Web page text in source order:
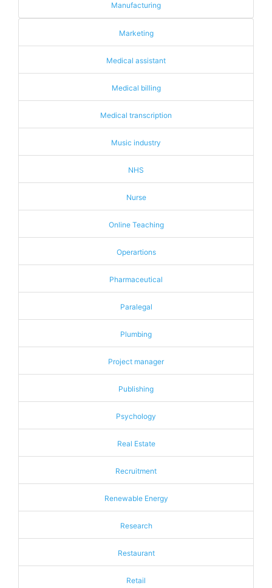
Manufacturing
Marketing
Medical assistant
Medical billing
Medical transcription
Music industry
NHS
Nurse
Online Teaching
Operartions
Pharmaceutical
Paralegal
Plumbing
Project manager
Publishing
Psychology
Real Estate
Recruitment
Renewable Energy
Research
Restaurant
Retail